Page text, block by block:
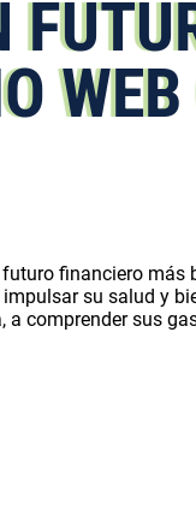
financiero más
su salud y
comprender sus